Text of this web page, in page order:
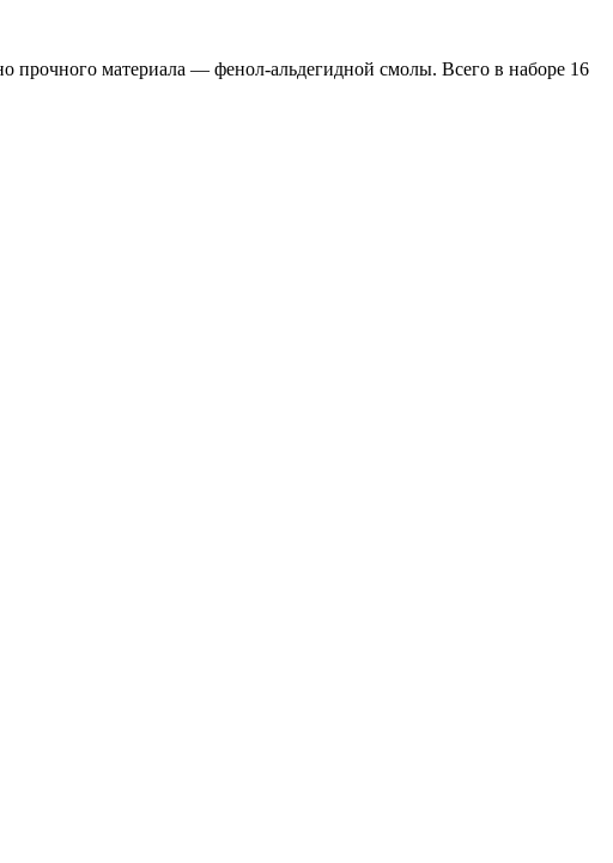
прочного материала — фенол-альдегидной смолы. Всего в наборе 16